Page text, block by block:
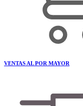
VENTAS AL POR MAYOR